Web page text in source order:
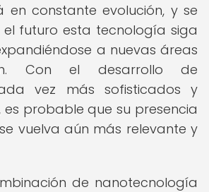
en constante evolución, y se
futuro esta tecnología siga
a nuevas áreas
Con el desarrollo de
vez más sofisticados y
es probable que su presencia
vuelva aún más relevante y
de nanotecnología